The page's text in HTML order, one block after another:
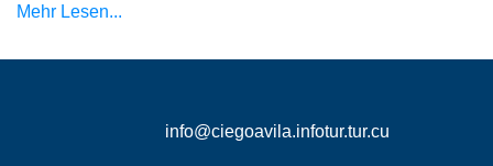
Mehr Lesen...
info@ciegoavila.infotur.tur.cu